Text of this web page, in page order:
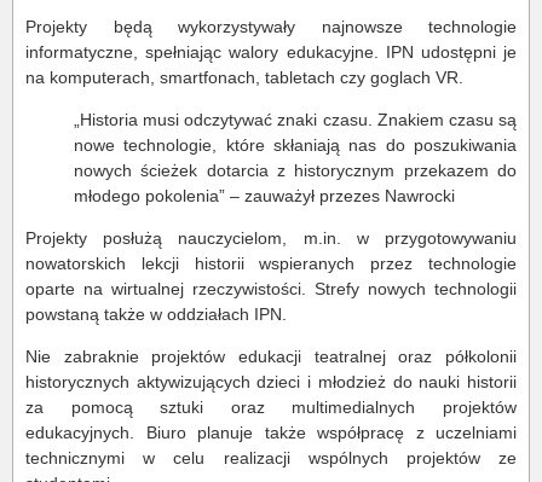
Projekty będą wykorzystywały najnowsze technologie
informatyczne, spełniając walory edukacyjne. IPN udostępni je
na komputerach, smartfonach, tabletach czy goglach VR.
„Historia musi odczytywać znaki czasu. Znakiem czasu są
nowe technologie, które skłaniają nas do poszukiwania
nowych ścieżek dotarcia z historycznym przekazem do
młodego pokolenia” – zauważył przezes Nawrocki
Projekty posłużą nauczycielom, m.in. w przygotowywaniu
nowatorskich lekcji historii wspieranych przez technologie
oparte na wirtualnej rzeczywistości. Strefy nowych technologii
powstaną także w oddziałach IPN.
Nie zabraknie projektów edukacji teatralnej oraz półkolonii
historycznych aktywizujących dzieci i młodzież do nauki historii
za pomocą sztuki oraz multimedialnych projektów
edukacyjnych. Biuro planuje także współpracę z uczelniami
technicznymi w celu realizacji wspólnych projektów ze